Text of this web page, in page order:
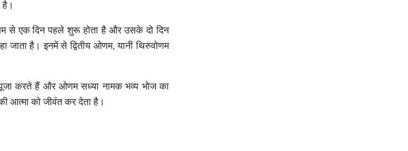
है।
से एक दिन पहले शुरू होता है और उसके दो दिन
है। इनमें से द्वितीय ओणम, यानी थिरुवोणम
करते हैं और ओणम सध्या नामक भव्य भोज का
आत्मा को जीवंत कर देता है।